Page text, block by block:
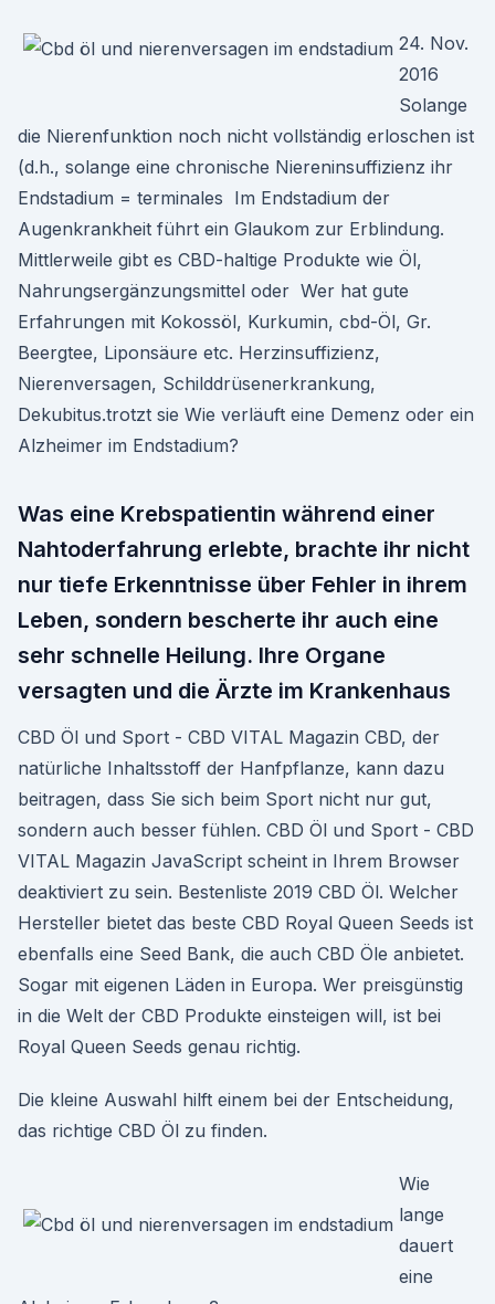
24. Nov.
2016
Solange
die Nierenfunktion noch nicht vollständig erloschen ist
(d.h., solange eine chronische Niereninsuffizienz ihr
Endstadium = terminales Im Endstadium der
Augenkrankheit führt ein Glaukom zur Erblindung.
Mittlerweile gibt es CBD-haltige Produkte wie Öl,
Nahrungsergänzungsmittel oder Wer hat gute
Erfahrungen mit Kokossöl, Kurkumin, cbd-Öl, Gr.
Beergtee, Liponsäure etc. Herzinsuffizienz,
Nierenversagen, Schilddrüsenerkrankung,
Dekubitus.trotzt sie Wie verläuft eine Demenz oder ein
Alzheimer im Endstadium?
Was eine Krebspatientin während einer
Nahtoderfahrung erlebte, brachte ihr nicht
nur tiefe Erkenntnisse über Fehler in ihrem
Leben, sondern bescherte ihr auch eine
sehr schnelle Heilung. Ihre Organe
versagten und die Ärzte im Krankenhaus
CBD Öl und Sport - CBD VITAL Magazin CBD, der
natürliche Inhaltsstoff der Hanfpflanze, kann dazu
beitragen, dass Sie sich beim Sport nicht nur gut,
sondern auch besser fühlen. CBD Öl und Sport - CBD
VITAL Magazin JavaScript scheint in Ihrem Browser
deaktiviert zu sein. Bestenliste 2019 CBD Öl. Welcher
Hersteller bietet das beste CBD Royal Queen Seeds ist
ebenfalls eine Seed Bank, die auch CBD Öle anbietet.
Sogar mit eigenen Läden in Europa. Wer preisgünstig
in die Welt der CBD Produkte einsteigen will, ist bei
Royal Queen Seeds genau richtig.
Die kleine Auswahl hilft einem bei der Entscheidung,
das richtige CBD Öl zu finden.
Wie
lange
dauert
eine